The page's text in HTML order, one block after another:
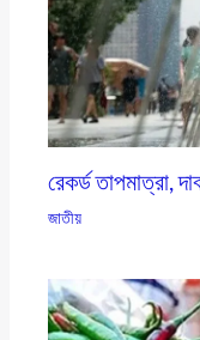
রেকর্ড তাপমাত্রা,
জাতীয়